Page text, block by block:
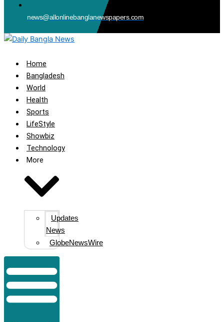
news@allonlinebanglanewspapers.com
Home
Bangladesh
World
Health
Sports
LifeStyle
Showbiz
Technology
More
Updates
News
GlobeNewsWire